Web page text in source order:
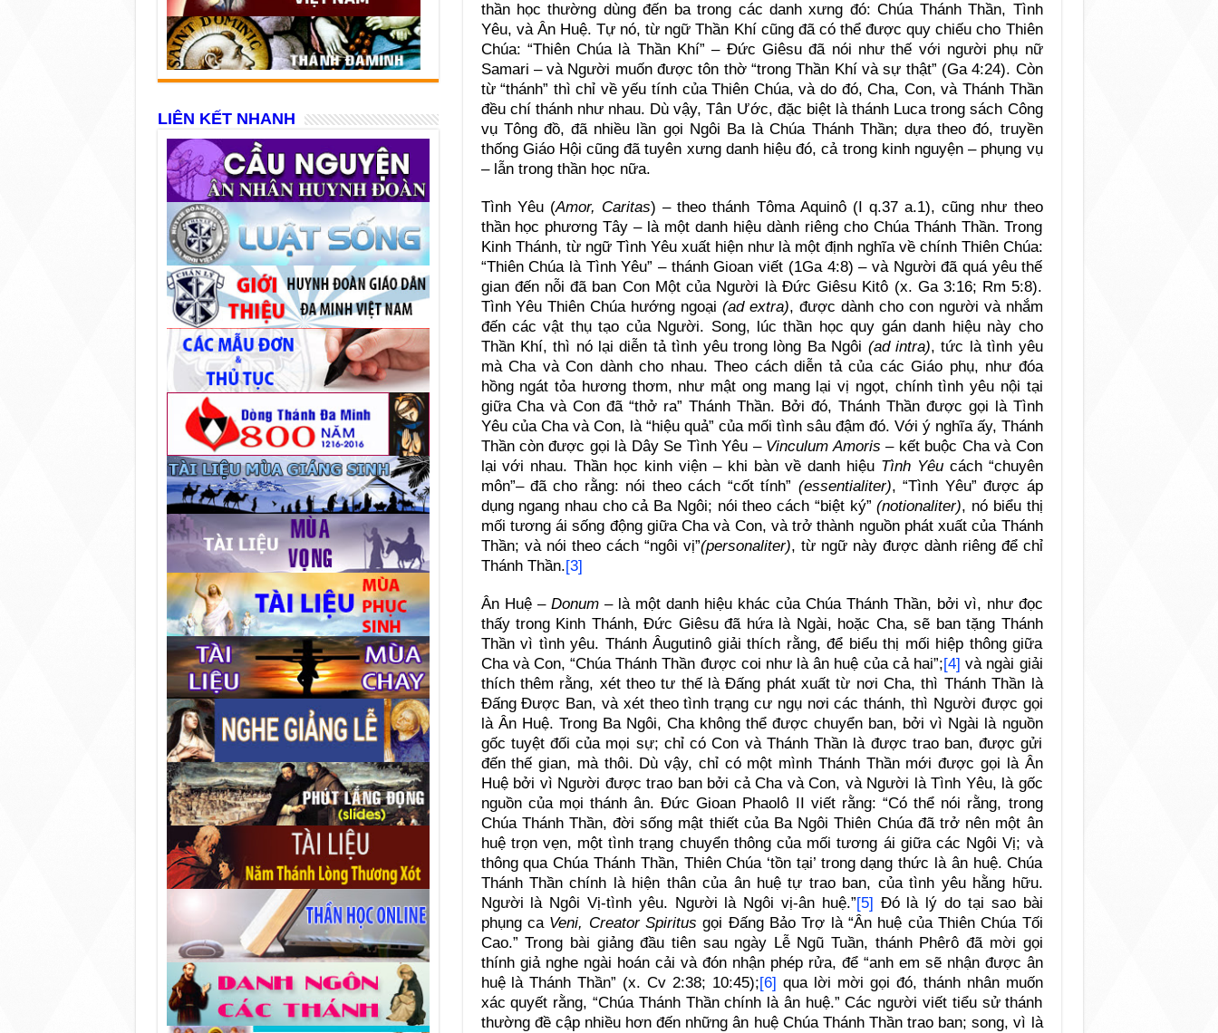
thần học thường dùng đến ba trong các danh xưng đó: Chúa Thánh Thần, Tình
Yêu, và Ân Huệ. Tự nó, từ ngữ Thần Khí cũng đã có thể được quy chiếu cho Thiên
Chúa: “Thiên Chúa là Thần Khí” – Đức Giêsu đã nói như thế với người phụ nữ
Samari – và Người muốn được tôn thờ “trong Thần Khí và sự thật” (Ga 4:24). Còn
từ “thánh” thì chỉ về yếu tính của Thiên Chúa, và do đó, Cha, Con, và Thánh Thần
đều chí thánh như nhau. Dù vậy, Tân Ước, đặc biệt là thánh Luca trong sách Công
vụ Tông đồ, đã nhiều lần gọi Ngôi Ba là Chúa Thánh Thần; dựa theo đó, truyền
thống Giáo Hội cũng đã tuyên xưng danh hiệu đó, cả trong kinh nguyện – phụng vụ
– lẫn trong thần học nữa.
Tình Yêu (Amor, Caritas) –theo thánh Tôma Aquinô (I q.37 a.1), cũng như theo
thần học phương Tây – là một danh hiệu dành riêng cho Chúa Thánh Thần. Trong
Kinh Thánh, từ ngữ Tình Yêu xuất hiện như là một định nghĩa về chính Thiên Chúa:
“Thiên Chúa là Tình Yêu” – thánh Gioan viết (1Ga 4:8) – và Người đã quá yêu thế
gian đến nỗi đã ban Con Một của Người là Đức Giêsu Kitô (x. Ga 3:16; Rm 5:8).
Tình Yêu Thiên Chúa hướng ngoại(ad extra), được dành cho con người và nhắm
đến các vật thụ tạo của Người. Song, lúc thần học quy gán danh hiệu này cho
Thần Khí, thì nó lại diễn tả tình yêu trong lòng Ba Ngôi (ad intra), tức là tình yêu
mà Cha và Con dành cho nhau. Theo cách diễn tả của các Giáo phụ, như đóa
hồng ngát tỏa hương thơm, như mật ong mang lại vị ngọt, chính tình yêu nội tại
giữa Cha và Con đã “thở ra” Thánh Thần. Bởi đó, Thánh Thần được gọi là Tình
Yêu của Cha và Con, là “hiệu quả” của mối tình sâu đậm đó. Với ý nghĩa ấy, Thánh
Thần còn được gọi là Dây Se Tình Yêu – Vinculum Amoris –kết buộc Cha và Con
lại với nhau. Thần học kinh viện – khi bàn về danh hiệu Tình Yêucách “chuyên
môn”– đã cho rằng: nói theo cách “cốt tính” (essentialiter), “Tình Yêu” được áp
dụng ngang nhau cho cả Ba Ngôi; nói theo cách “biệt ký”(notionaliter), nó biểu thị
mối tương ái sống động giữa Cha và Con, và trở thành nguồn phát xuất của Thánh
Thần; và nói theo cách “ngôi vị”(personaliter), từ ngữ này được dành riêng để chỉ
Thánh Thần.[3]
Ân Huệ – Donum – là một danh hiệu khác của Chúa Thánh Thần, bởi vì, như đọc
thấy trong Kinh Thánh, Đức Giêsu đã hứa là Ngài, hoặc Cha, sẽ ban tặng Thánh
Thần vì tình yêu. Thánh Âugutinô giải thích rằng, để biểu thị mối hiệp thông giữa
Cha và Con, “Chúa Thánh Thần được coi như là ân huệ của cả hai”;[4] và ngài giải
thích thêm rằng, xét theo tư thế là Đấng phát xuất từ nơi Cha, thì Thánh Thần là
Đấng Được Ban, và xét theo tình trạng cư ngụ nơi các thánh, thì Người được gọi
là Ân Huệ. Trong Ba Ngôi, Cha không thể được chuyển ban, bởi vì Ngài là nguồn
gốc tuyệt đối của mọi sự; chỉ có Con và Thánh Thần là được trao ban, được gửi
đến thế gian, mà thôi. Dù vậy, chỉ có một mình Thánh Thần mới được gọi là Ân
Huệ bởi vì Người được trao ban bởi cả Cha và Con, và Người là Tình Yêu, là gốc
nguồn của mọi thánh ân. Đức Gioan Phaolô II viết rằng: “Có thể nói rằng, trong
Chúa Thánh Thần, đời sống mật thiết của Ba Ngôi Thiên Chúa đã trở nên một ân
huệ trọn vẹn, một tình trạng chuyển thông của mối tương ái giữa các Ngôi Vị; và
thông qua Chúa Thánh Thần, Thiên Chúa ‘tồn tại’ trong dạng thức là ân huệ. Chúa
Thánh Thần chính là hiện thân của ân huệ tự trao ban, của tình yêu hằng hữu.
Người là Ngôi Vị-tình yêu. Người là Ngôi vị-ân huệ.”[5] Đó là lý do tại sao bài
phụng ca Veni, Creator Spiritus gọi Đấng Bảo Trợ là “Ân huệ của Thiên Chúa Tối
Cao.” Trong bài giảng đầu tiên sau ngày Lễ Ngũ Tuần, thánh Phêrô đã mời gọi
thính giả nghe ngài hoán cải và đón nhận phép rửa, để “anh em sẽ nhận được ân
huệ là Thánh Thần” (x. Cv 2:38; 10:45);[6] qua lời mời gọi đó, thánh nhân muốn
xác quyết rằng, “Chúa Thánh Thần chính là ân huệ.” Các người viết tiểu sử thánh
thường đề cập nhiều hơn đến những ân huệ Chúa Thánh Thần trao ban; song, vì là
LIÊN KẾT NHANH